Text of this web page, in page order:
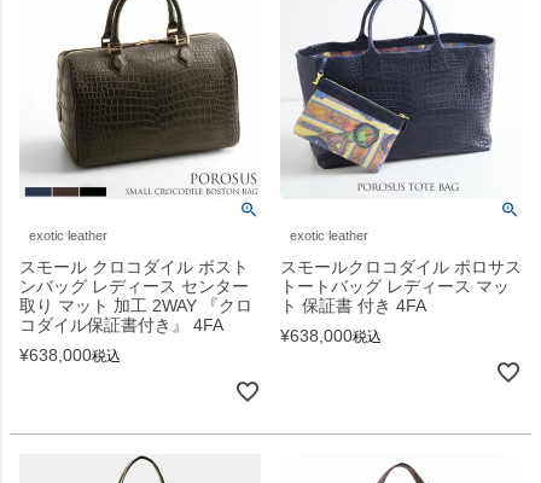
exotic leather
スモール クロコダイル ボスト
ンバッグ レディース センター
取り マット 加工 2WAY 『クロ
コダイル保証書付き』 4FA
¥638,000税込
exotic leather
スモールクロコダイル ポロサス
トートバッグ レディース マッ
ト 保証書 付き 4FA
¥638,000税込